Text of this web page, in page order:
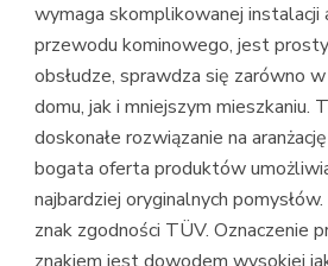
wymaga skomplikowanej instalacji
przewodu kominowego, jest
obsłudze, sprawdza się zarówno
domu, jak i mniejszym mieszkaniu.
doskonałe rozwiązanie na
bogata oferta produktów
najbardziej oryginalnych
znak zgodności TÜV. Oznaczenie